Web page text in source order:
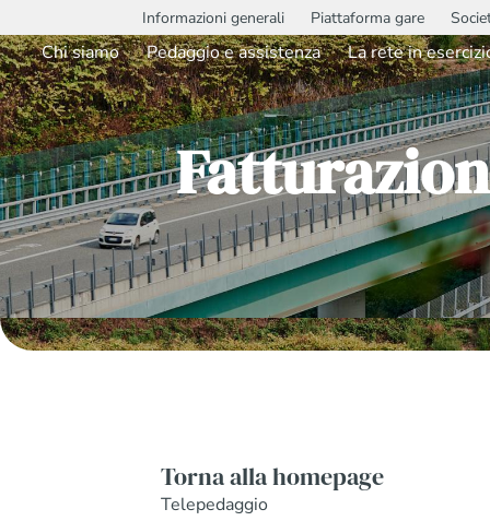
Informazioni generali Piattaforma gare
Chi siamo Pedaggio e assistenza La rete in
Torna alla homepage
Telepedaggio